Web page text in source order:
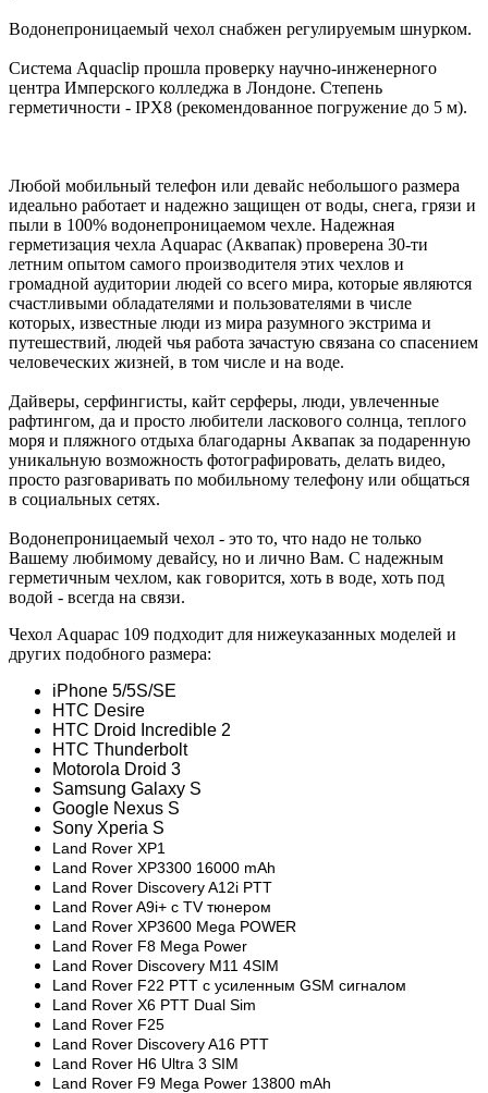
Водонепроницаемый чехол снабжен регулируемым шнурком.
Система Aquaclip прошла проверку научно-инженерного
центра Имперского колледжа в Лондоне. Степень
герметичности - IPX8 (рекомендованное погружение до 5 м).
Любой мобильный телефон или девайс небольшого размера
идеально работает и надежно защищен от воды, снега, грязи и
пыли в 100% водонепроницаемом чехле. Надежная
герметизация чехла Aquapac (Аквапак) проверена 30-ти
летним опытом самого производителя этих чехлов и
громадной аудитории людей со всего мира, которые являются
счастливыми обладателями и пользователями в числе
которых, известные люди из мира разумного экстрима и
путешествий, людей чья работа зачастую связана со спасением
человеческих жизней, в том числе и на воде.
Дайверы, серфингисты, кайт серферы, люди, увлеченные
рафтингом, да и просто любители ласкового солнца, теплого
моря и пляжного отдыха благодарны Аквапак за подаренную
уникальную возможность фотографировать, делать видео,
просто разговаривать по мобильному телефону или общаться
в социальных сетях.
Водонепроницаемый чехол - это то, что надо не только
Вашему любимому девайсу, но и лично Вам. С надежным
герметичным чехлом, как говорится, хоть в воде, хоть под
водой - всегда на связи.
Чехол Aquapac 109 подходит для нижеуказанных моделей и
других подобного размера:
iPhone 5/5S/SE
HTC Desire
HTC Droid Incredible 2
HTC Thunderbolt
Motorola Droid 3
Samsung Galaxy S
Google Nexus S
Sony Xperia S
Land Rover XP1
Land Rover XP3300 16000 mAh
Land Rover Discovery A12i PTT
Land Rover A9i+ с TV тюнером
Land Rover XP3600 Mega POWER
Land Rover F8 Mega Power
Land Rover Discovery M11 4SIM
Land Rover F22 PTT с усиленным GSM сигналом
Land Rover X6 PTT Dual Sim
Land Rover F25
Land Rover Discovery A16 PTT
Land Rover H6 Ultra 3 SIM
Land Rover F9 Mega Power 13800 mAh